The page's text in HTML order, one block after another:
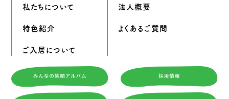
私たちについて
特色紹介
ご入居について
法人概要
よくあるご質問